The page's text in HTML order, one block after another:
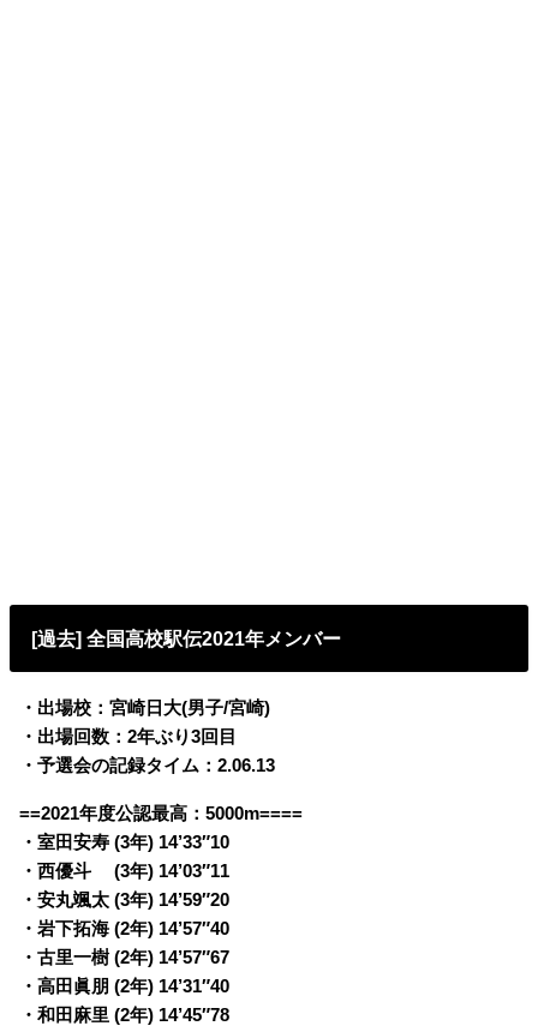
[過去] 全国高校駅伝2021年メンバー
・出場校：宮崎日大(男子/宮崎)
・出場回数：2年ぶり3回目
・予選会の記録タイム：2.06.13
==2021年度公認最高：5000m====
・室田安寿 (3年) 14’33″10
・西優斗 (3年) 14’03″11
・安丸颯太 (3年) 14’59″20
・岩下拓海 (2年) 14’57″40
・古里一樹 (2年) 14’57″67
・高田眞朋 (2年) 14’31″40
・和田麻里 (2年) 14’45″78